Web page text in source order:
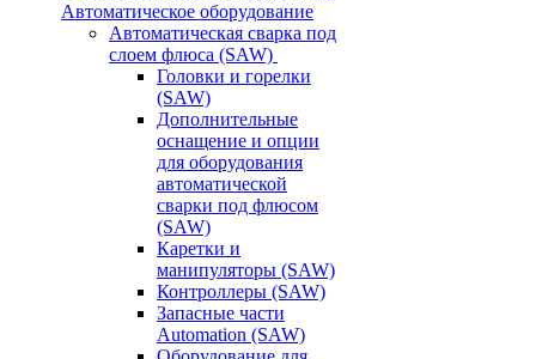
Автоматическое оборудование
Автоматическая сварка под
слоем флюса (SAW)
Головки и горелки
(SAW)
Дополнительные
оснащение и опции
для оборудования
автоматической
сварки под флюсом
(SAW)
Каретки и
манипуляторы (SAW)
Контроллеры (SAW)
Запасные части
Automation (SAW)